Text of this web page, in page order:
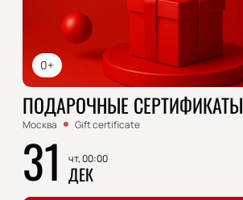
0+
ПОДАРОЧНЫЕ СЕРТИФИКАТЫ
Москва Gift certificate
31 чт, 00:00
ДЕК